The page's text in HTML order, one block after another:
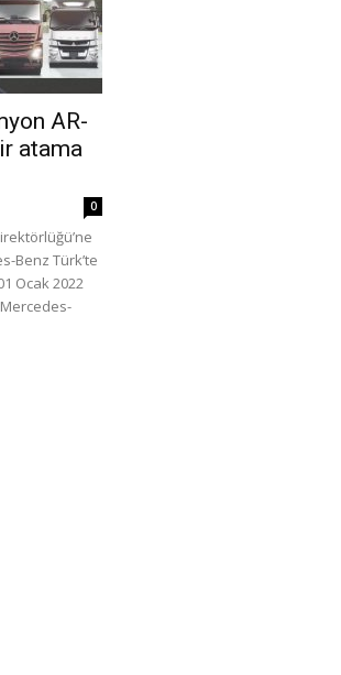
AR-
atama
0
Benz Türk’te
Ocak 2022